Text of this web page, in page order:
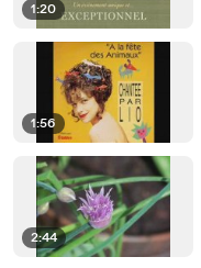
1:20
1:56
2:44